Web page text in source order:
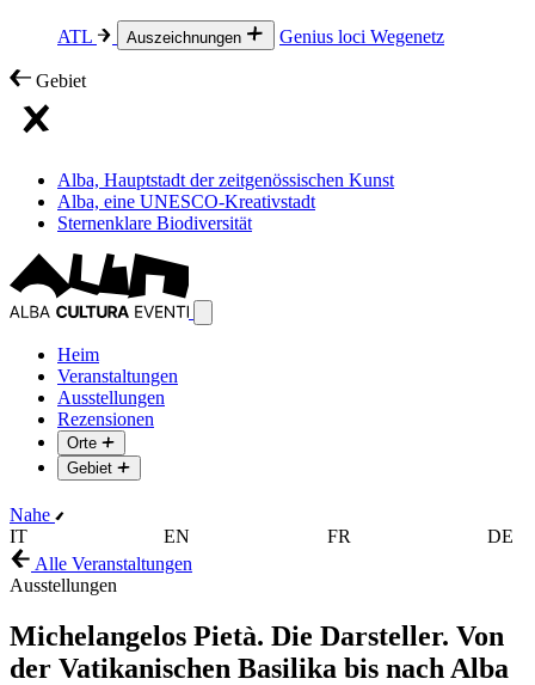
ATL Auszeichnungen Genius loci Wegenetz
Gebiet
Alba, Hauptstadt der zeitgenössischen Kunst
Alba, eine UNESCO-Kreativstadt
Sternenklare Biodiversität
Heim
Veranstaltungen
Ausstellungen
Rezensionen
Orte
Gebiet
Nahe
IT
EN FR
DE
Alle Veranstaltungen
Ausstellungen
Michelangelos Pietà. Die Darsteller. Von
der Vatikanischen Basilika bis nach Alba